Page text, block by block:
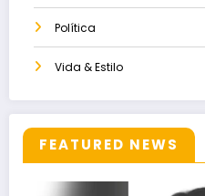
Política
Vida & Estilo
FEATURED NEWS